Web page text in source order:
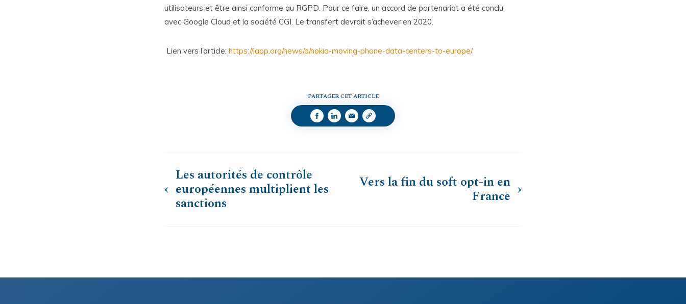
utilisateurs et être ainsi conforme au RGPD. Pour ce faire, un accord de partenariat a été conclu
avec Google Cloud et la société CGI. Le transfert devrait s’achever en 2020.
Lien vers l’article: https://iapp.org/news/a/nokia-moving-phone-data-centers-to-europe/
PARTAGER CET ARTICLE
Les autorités de contrôle
européennes multiplient les
sanctions
Vers la fin du soft opt-in en
France